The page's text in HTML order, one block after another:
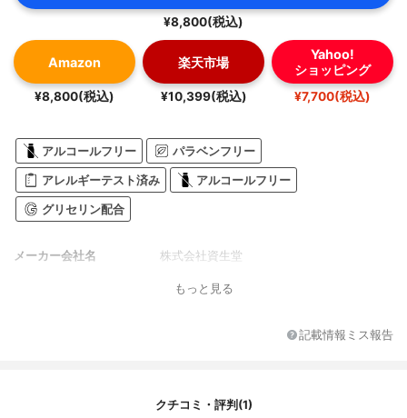
¥8,800(税込)
Amazon
¥8,800(税込)
楽天市場
¥10,399(税込)
Yahoo!
ショッピング
¥7,700(税込)
アルコールフリー パラベンフリー
アレルギーテスト済み アルコールフリー
グリセリン配合
メーカー会社名 株式会社資生堂
もっと見る
記載情報ミス報告
クチコミ・評判(1)